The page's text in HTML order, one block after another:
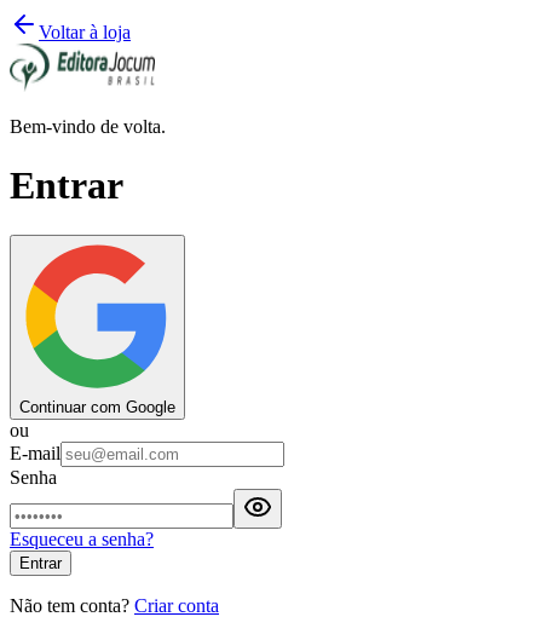
Voltar à loja
Bem-vindo de volta.
Entrar
Continuar com Google
ou
E-mail
Senha
Esqueceu a senha?
Entrar
Não tem conta? Criar conta